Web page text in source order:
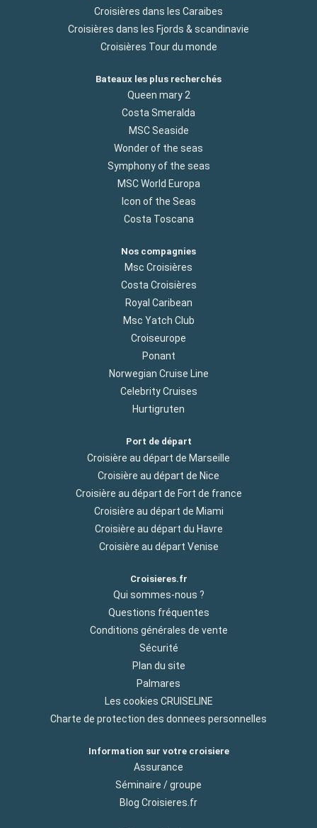
Croisières dans les Caraibes
Croisières dans les Fjords & scandinavie
Croisières Tour du monde
Bateaux les plus recherchés
Queen mary 2
Costa Smeralda
MSC Seaside
Wonder of the seas
Symphony of the seas
MSC World Europa
Icon of the Seas
Costa Toscana
Nos compagnies
Msc Croisières
Costa Croisières
Royal Caribean
Msc Yatch Club
Croiseurope
Ponant
Norwegian Cruise Line
Celebrity Cruises
Hurtigruten
Port de départ
Croisière au départ de Marseille
Croisière au départ de Nice
Croisière au départ de Fort de france
Croisière au départ de Miami
Croisière au départ du Havre
Croisière au départ Venise
Croisieres.fr
Qui sommes-nous ?
Questions fréquentes
Conditions générales de vente
Sécurité
Plan du site
Palmares
Les cookies CRUISELINE
Charte de protection des donnees personnelles
Information sur votre croisiere
Assurance
Séminaire / groupe
Blog Croisieres.fr